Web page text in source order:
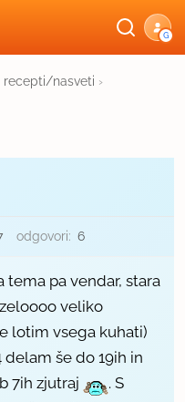
G
recepti/nasveti ›
odgovori: 6
tema pa vendar, stara
veliko
lotim vsega kuhati)
delam še do 19ih in
7ih zjutraj
. S